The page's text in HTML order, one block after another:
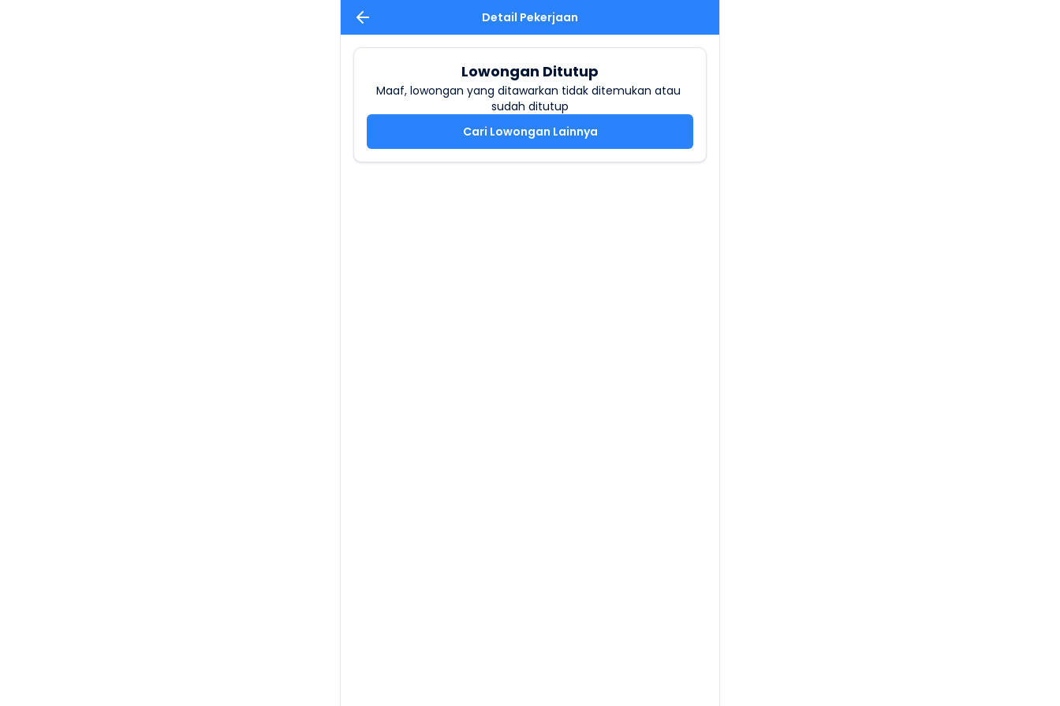
Detail Pekerjaan
Lowongan Ditutup
Maaf, lowongan yang ditawarkan tidak ditemukan atau
sudah ditutup
Cari Lowongan Lainnya